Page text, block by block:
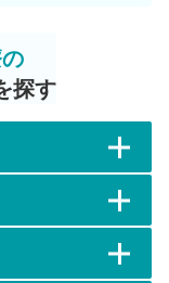
探す